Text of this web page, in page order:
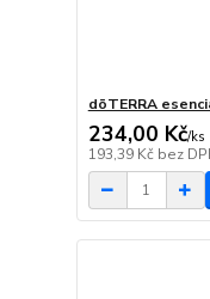
dōTERRA
234,00 Kč/ks
193,39 Kč bez